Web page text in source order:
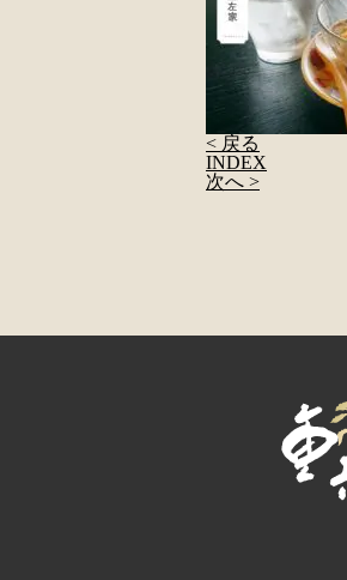
< 戻る
INDEX
次へ >